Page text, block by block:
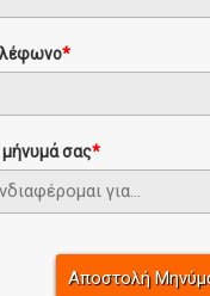
*
σας*